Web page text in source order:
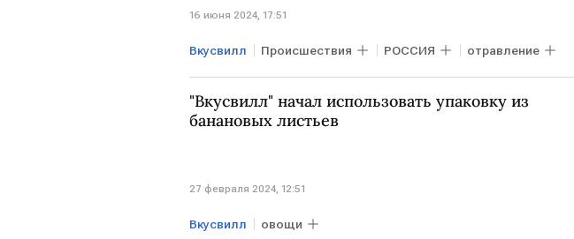
16 июня 2024, 17:51
Вкусвилл Происшествия РОССИЯ отравление
"Вкусвилл" начал использовать упаковку из
банановых листьев
27 февраля 2024, 12:51
Вкусвилл овощи